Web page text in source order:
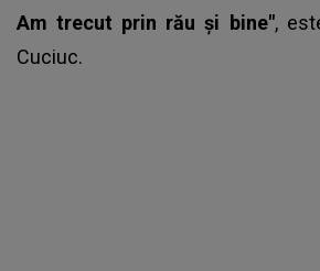
Am trecut prin rău și bine",
Cuciuc.